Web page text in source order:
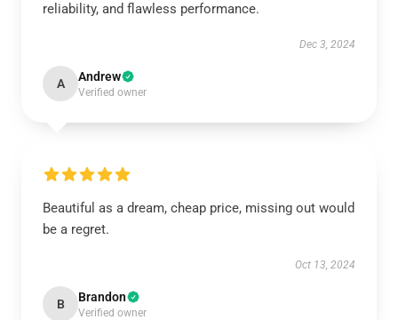
reliability, and flawless performance.
Dec 3, 2024
A Andrew
Verified owner
Beautiful as a dream, cheap price, missing out would
be a regret.
Oct 13, 2024
B Brandon
Verified owner